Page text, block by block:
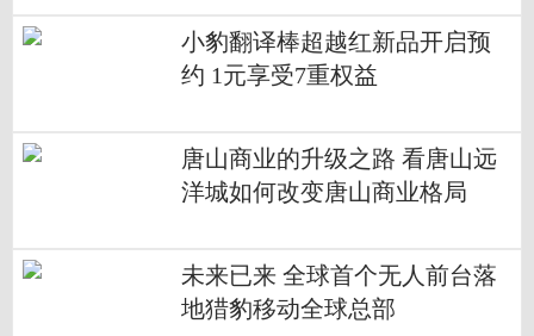
小豹翻译棒超越红新品开启预
约 1元享受7重权益
唐山商业的升级之路 看唐山远
洋城如何改变唐山商业格局
未来已来 全球首个无人前台落
地猎豹移动全球总部